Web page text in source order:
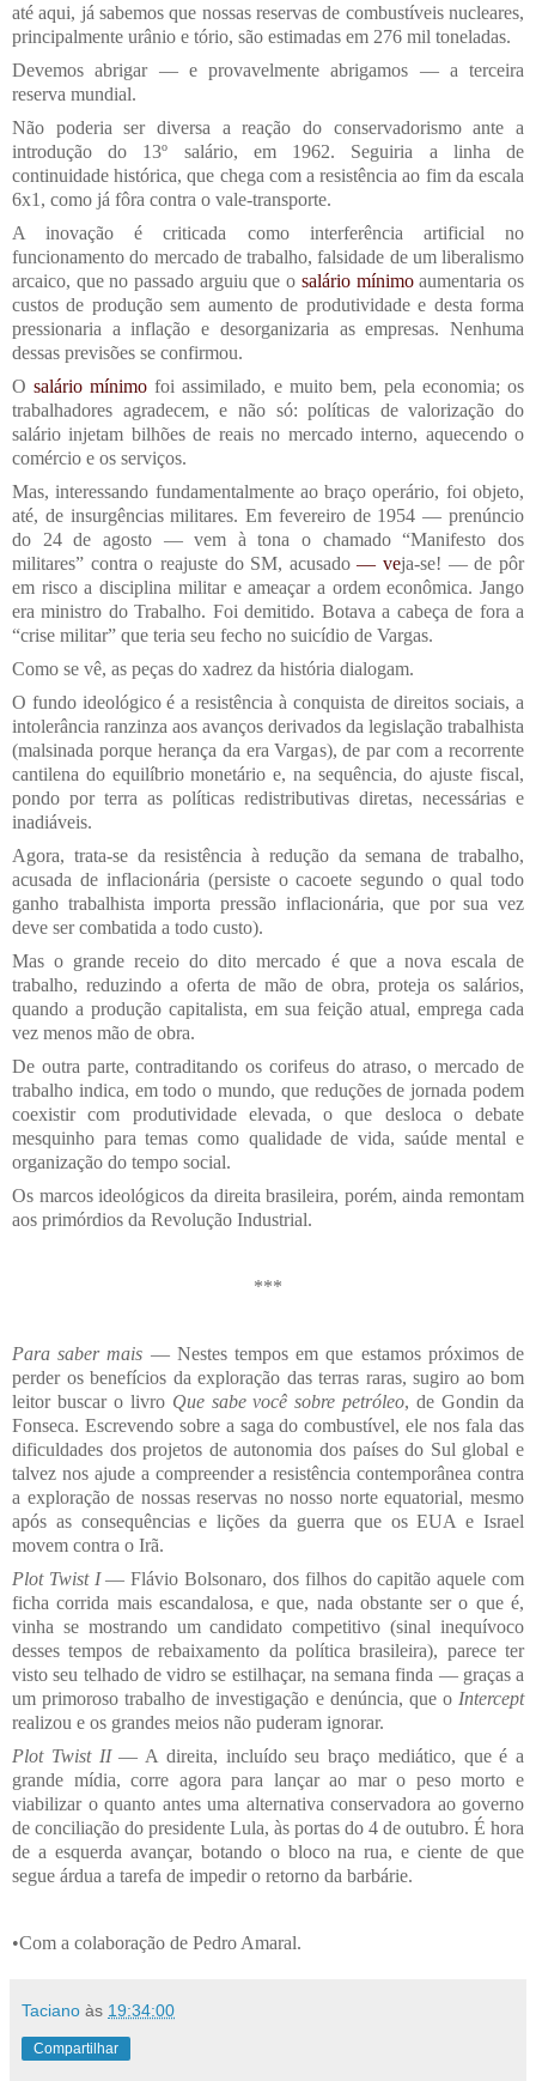
até aqui, já sabemos que nossas reservas de combustíveis nucleares,
principalmente urânio e tório, são estimadas em 276 mil toneladas.
Devemos abrigar — e provavelmente abrigamos — a terceira
reserva mundial.
Não poderia ser diversa a reação do conservadorismo ante a
introdução do 13º salário, em 1962. Seguiria a linha de
continuidade histórica, que chega com a resistência ao fim da escala
6x1, como já fôra contra o vale-transporte.
A inovação é criticada como interferência artificial no
funcionamento do mercado de trabalho, falsidade de um liberalismo
arcaico, que no passado arguiu que o salário mínimoaumentaria os
custos de produção sem aumento de produtividade e desta forma
pressionaria a inflação e desorganizaria as empresas. Nenhuma
dessas previsões se confirmou.
Osalário mínimo foi assimilado, e muito bem, pela economia; os
trabalhadores agradecem, e não só: políticas de valorização do
salário injetam bilhões de reais no mercado interno, aquecendo o
comércio e os serviços.
Mas, interessando fundamentalmente ao braço operário, foi objeto,
até, de insurgências militares. Em fevereiro de 1954 — prenúncio
do 24 de agosto — vem à tona o chamado “Manifesto dos
militares” contra o reajuste do SM, acusado— veja-se! — de pôr
em risco a disciplina militar e ameaçar a ordem econômica. Jango
era ministro do Trabalho. Foi demitido. Botava a cabeça de fora a
“crise militar” que teria seu fecho no suicídio de Vargas.
Como se vê, as peças do xadrez da história dialogam.
O fundo ideológico é a resistência à conquista de direitos sociais, a
intolerância ranzinza aos avanços derivados da legislação trabalhista
(malsinada porque herança da era Vargas), de par com a recorrente
cantilena do equilíbrio monetário e, na sequência, do ajuste fiscal,
pondo por terra as políticas redistributivas diretas, necessárias e
inadiáveis.
Agora, trata-se da resistência à redução da semana de trabalho,
acusada de inflacionária (persiste o cacoete segundo o qual todo
ganho trabalhista importa pressão inflacionária, que por sua vez
deve ser combatida a todo custo).
Mas o grande receio do dito mercado é que a nova escala de
trabalho, reduzindo a oferta de mão de obra, proteja os salários,
quando a produção capitalista, em sua feição atual, emprega cada
vez menos mão de obra.
De outra parte, contraditando os corifeus do atraso, o mercado de
trabalho indica, em todo o mundo, que reduções de jornada podem
coexistir com produtividade elevada, o que desloca o debate
mesquinho para temas como qualidade de vida, saúde mental e
organização do tempo social.
Os marcos ideológicos da direita brasileira, porém, ainda remontam
aos primórdios da Revolução Industrial.
***
Para saber mais — Nestes tempos em que estamos próximos de
perder os benefícios da exploração das terras raras, sugiro ao bom
leitor buscar o livro Que sabe você sobre petróleo, de Gondin da
Fonseca. Escrevendo sobre a saga do combustível, ele nos fala das
dificuldades dos projetos de autonomia dos países do Sul global e
talvez nos ajude a compreender a resistência contemporânea contra
a exploração de nossas reservas no nosso norte equatorial, mesmo
após as consequências e lições da guerra que os EUA e Israel
movem contra o Irã.
Plot Twist I— Flávio Bolsonaro, dos filhos do capitão aquele com
ficha corrida mais escandalosa, e que, nada obstante ser o que é,
vinha se mostrando um candidato competitivo (sinal inequívoco
desses tempos de rebaixamento da política brasileira), parece ter
visto seu telhado de vidro se estilhaçar, na semana finda — graças a
um primoroso trabalho de investigação e denúncia, que o Intercept
realizou e os grandes meios não puderam ignorar.
Plot Twist II— A direita, incluído seu braço mediático, que é a
grande mídia, corre agora para lançar ao mar o peso morto e
viabilizar o quanto antes uma alternativa conservadora ao governo
de conciliação do presidente Lula, às portas do 4 de outubro. É hora
de a esquerda avançar, botando o bloco na rua, e ciente de que
segue árdua a tarefa de impedir o retorno da barbárie.
•​Com a colaboração de Pedro Amaral.
Taciano às 19:34:00
Compartilhar